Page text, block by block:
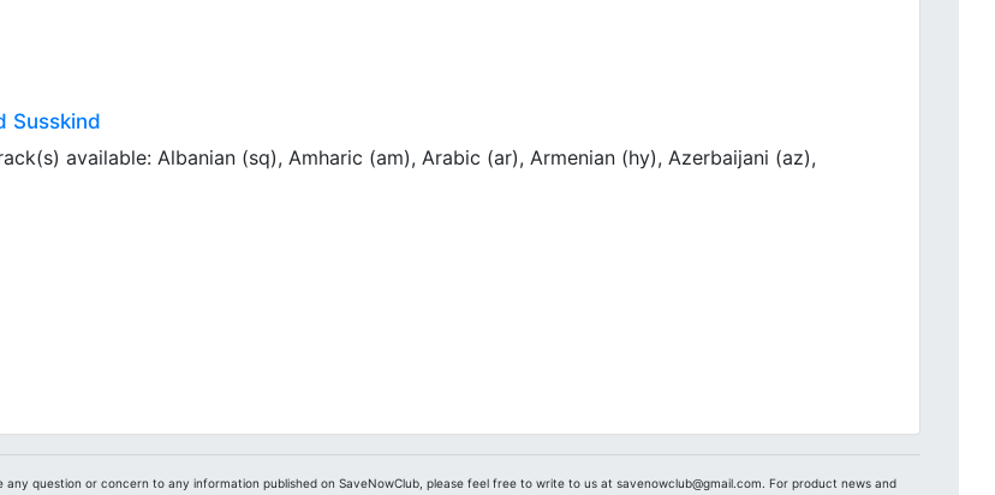
Susskind
available: Albanian (sq), Amharic (am), Arabic (ar), Armenian (hy), Azerbaijani (az),
any question or concern to any information published on SaveNowClub, please feel free to write to us at savenowclub@gmail.com. For product news and